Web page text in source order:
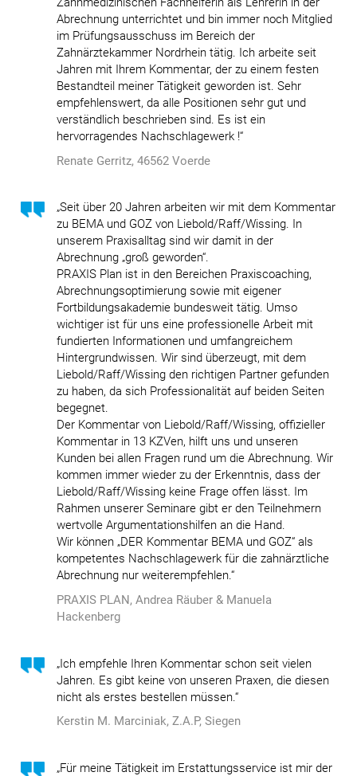
Abrechnung unterrichtet und bin immer noch Mitglied
im Prüfungsausschuss im Bereich der
Zahnärztekammer Nordrhein tätig. Ich arbeite seit
Jahren mit Ihrem Kommentar, der zu einem festen
Bestandteil meiner Tätigkeit geworden ist. Sehr
empfehlenswert, da alle Positionen sehr gut und
verständlich beschrieben sind. Es ist ein
hervorragendes Nachschlagewerk !“
Renate Gerritz, 46562 Voerde
„Seit über 20 Jahren arbeiten wir mit dem Kommentar
zu BEMA und GOZ von Liebold/Raff/Wissing. In
unserem Praxisalltag sind wir damit in der
Abrechnung „groß geworden“.
PRAXIS Plan ist in den Bereichen Praxiscoaching,
Abrechnungsoptimierung sowie mit eigener
Fortbildungsakademie bundesweit tätig. Umso
wichtiger ist für uns eine professionelle Arbeit mit
fundierten Informationen und umfangreichem
Hintergrundwissen. Wir sind überzeugt, mit dem
Liebold/Raff/Wissing den richtigen Partner gefunden
zu haben, da sich Professionalität auf beiden Seiten
begegnet.
Der Kommentar von Liebold/Raff/Wissing, offizieller
Kommentar in 13 KZVen, hilft uns und unseren
Kunden bei allen Fragen rund um die Abrechnung. Wir
kommen immer wieder zu der Erkenntnis, dass der
Liebold/Raff/Wissing keine Frage offen lässt. Im
Rahmen unserer Seminare gibt er den Teilnehmern
wertvolle Argumentationshilfen an die Hand.
Wir können „DER Kommentar BEMA und GOZ“ als
kompetentes Nachschlagewerk für die zahnärztliche
Abrechnung nur weiterempfehlen.“
PRAXIS PLAN, Andrea Räuber & Manuela
Hackenberg
„Ich empfehle Ihren Kommentar schon seit vielen
Jahren. Es gibt keine von unseren Praxen, die diesen
nicht als erstes bestellen müssen.“
Kerstin M. Marciniak, Z.A.P, Siegen
„Für meine Tätigkeit im Erstattungsservice ist mir der